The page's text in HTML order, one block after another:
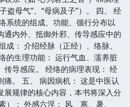
盗母气”、“母病及子”）。 四、 经
系统的组成、功能、循行分布以
通内外、抵御外邪、传导感应中的
成： 介绍经脉（正经）、络脉、
的生理功能： 运行气血、濡养脏
传导感应。 经络的病理表现： 经
痛。 五、 病因病机： 这是中医认
展规律的核心内容，本书将深入分
）： 外感六淫： 风、寒、暑、